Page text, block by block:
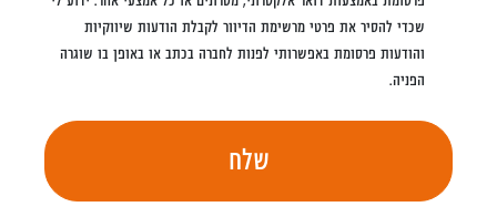
שכדי להסיר את פרטי מרשימת הדיוור לקבלת הודעות שיווקיות
והודעות פרסומת באפשרותי לפנות לחברה בכתב או באופן בו שוגרה
הפניה.
שלח